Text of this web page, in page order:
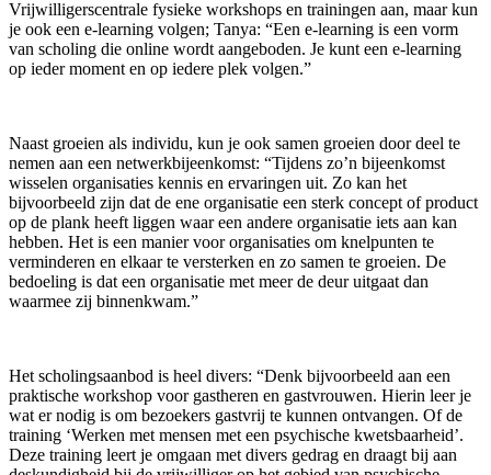
Vrijwilligerscentrale fysieke workshops en trainingen aan, maar kun
je ook een e-learning volgen; Tanya: “Een e-learning is een vorm
van scholing die online wordt aangeboden. Je kunt een e-learning
op ieder moment en op iedere plek volgen.”
Naast groeien als individu, kun je ook samen groeien door deel te
nemen aan een netwerkbijeenkomst: “Tijdens zo’n bijeenkomst
wisselen organisaties kennis en ervaringen uit. Zo kan het
bijvoorbeeld zijn dat de ene organisatie een sterk concept of product
op de plank heeft liggen waar een andere organisatie iets aan kan
hebben. Het is een manier voor organisaties om knelpunten te
verminderen en elkaar te versterken en zo samen te groeien. De
bedoeling is dat een organisatie met meer de deur uitgaat dan
waarmee zij binnenkwam.”
Het scholingsaanbod is heel divers: “Denk bijvoorbeeld aan een
praktische workshop voor gastheren en gastvrouwen. Hierin leer je
wat er nodig is om bezoekers gastvrij te kunnen ontvangen. Of de
training ‘Werken met mensen met een psychische kwetsbaarheid’.
Deze training leert je omgaan met divers gedrag en draagt bij aan